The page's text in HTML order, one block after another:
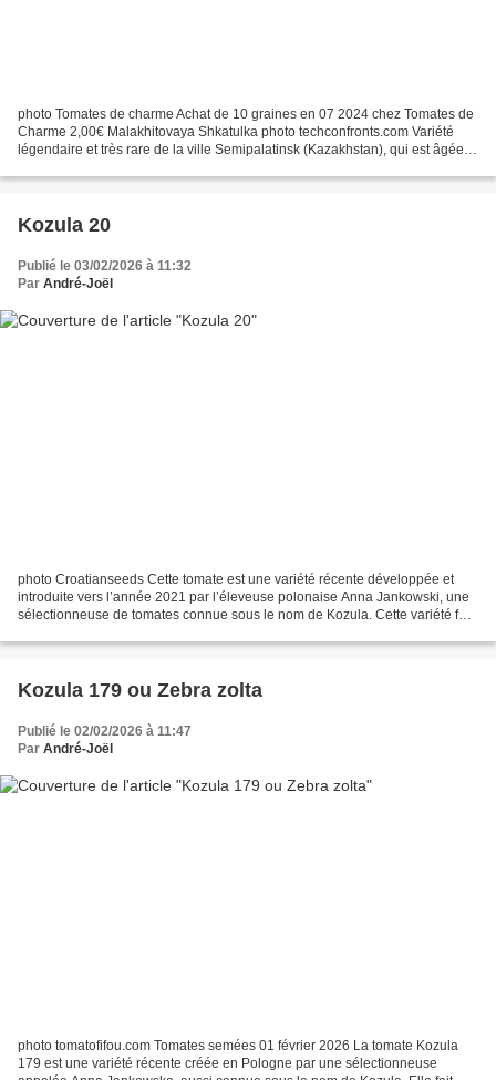
photo Tomates de charme Achat de 10 graines en 07 2024 chez Tomates de
Charme 2,00€ Malakhitovaya Shkatulka photo techconfronts.com Variété
légendaire et très rare de la ville Semipalatinsk (Kazakhstan), qui est âgée
Kozula 20
Publié le 03/02/2026 à 11:32
Par André-Joël
photo Croatianseeds Cette tomate est une variété récente développée et
introduite vers l’année 2021 par l’éleveuse polonaise Anna Jankowski, une
sélectionneuse de tomates connue sous le nom de Kozula. Cette variété fait
Kozula 179 ou Zebra zolta
Publié le 02/02/2026 à 11:47
Par André-Joël
photo tomatofifou.com Tomates semées 01 février 2026 La tomate Kozula
179 est une variété récente créée en Pologne par une sélectionneuse